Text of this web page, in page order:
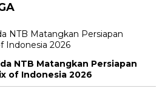
NTB Matangkan Persiapan
of Indonesia 2026